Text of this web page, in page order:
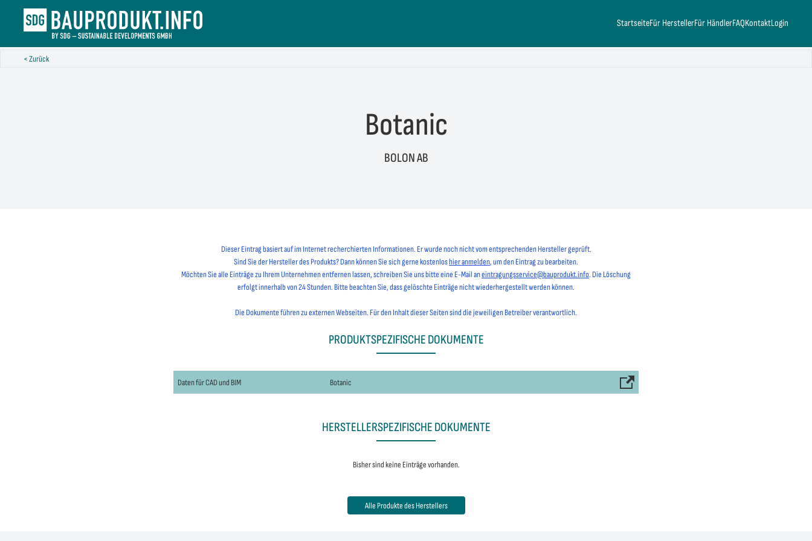
StartseiteFür HerstellerFür HändlerFAQKontaktLogin
< Zurück
Botanic
BOLON AB
Dieser Eintrag basiert auf im Internet recherchierten Informationen. Er wurde noch nicht vom entsprechenden Hersteller geprüft.
Sind Sie der Hersteller des Produkts? Dann können Sie sich gerne kostenloshier anmelden, um den Eintrag zu bearbeiten.
Möchten Sie alle Einträge zu Ihrem Unternehmen entfernen lassen, schreiben Sie uns bitte eine E-Mail aneintragungsservice@bauprodukt.info. Die Löschung
erfolgt innerhalb von 24 Stunden. Bitte beachten Sie, dass gelöschte Einträge nicht wiederhergestellt werden können.
Die Dokumente führen zu externen Webseiten. Für den Inhalt dieser Seiten sind die jeweiligen Betreiber verantwortlich.
PRODUKTSPEZIFISCHE DOKUMENTE
Daten für CAD und BIM Botanic
HERSTELLERSPEZIFISCHE DOKUMENTE
Bisher sind keine Einträge vorhanden.
Alle Produkte des Herstellers